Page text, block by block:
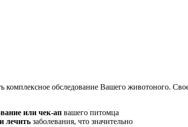
комплексное обследование Вашего животоного.
или чек-ап вашего питомца
лечить заболевания, что значительно